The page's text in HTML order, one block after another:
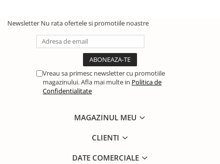
Newsletter Nu rata ofertele si promotiile noastre
Vreau sa primesc newsletter cu promotiile
magazinului. Afla mai multe in Politica de
Confidentialitate
MAGAZINUL MEU
CLIENTI
DATE COMERCIALE